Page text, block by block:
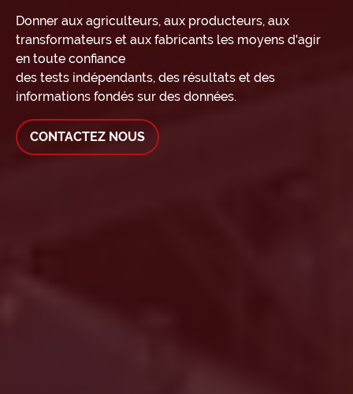
Donner aux agriculteurs, aux producteurs, aux
transformateurs et aux fabricants les moyens d'agir
en toute confiance
des tests indépendants, des résultats et des
informations fondés sur des données.
CONTACTEZ NOUS